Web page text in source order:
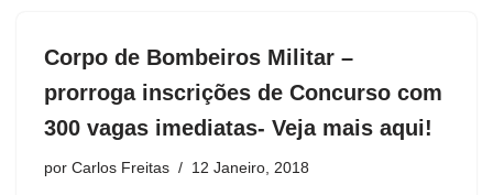
Corpo de Bombeiros Militar –
prorroga inscrições de Concurso com
300 vagas imediatas- Veja mais aqui!
por Carlos Freitas 12 Janeiro, 2018